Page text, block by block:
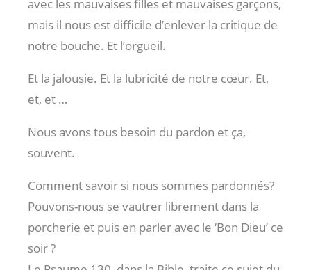
avec les mauvaises filles et mauvaises garçons,
mais il nous est difficile d’enlever la critique de
notre bouche. Et l’orgueil.
Et la jalousie. Et la lubricité de notre cœur. Et,
et, et …
Nous avons tous besoin du pardon et ça,
souvent.
Comment savoir si nous sommes pardonnés?
Pouvons-nous se vautrer librement dans la
porcherie et puis en parler avec le ‘Bon Dieu’ ce
soir ?